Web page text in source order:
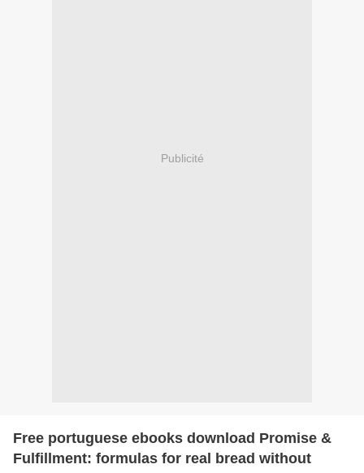
Publicité
Free portuguese ebooks download Promise &
Fulfillment: formulas for real bread without